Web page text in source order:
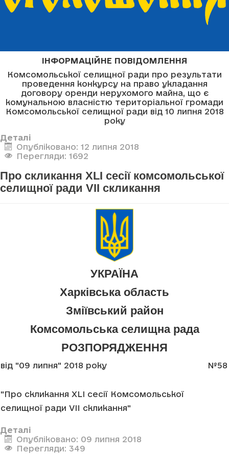
ІНФОРМАЦІЙНЕ ПОВІДОМЛЕННЯ
Комсомольської селищної ради про результати
проведення конкурсу на право укладання
договору оренди нерухомого майна, що є
комунальною власністю територіальної громади
Комсомольської селищної ради від 10 липня 2018
року
Деталі
Опубліковано: 12 липня 2018
Перегляди: 1692
Про скликання XLI сесії комсомольської
селищної ради VII скликання
УКРАЇНА
Харківська область
Зміївський район
Комсомольська селищна рада
РОЗПОРЯДЖЕННЯ
від "09 липня" 2018 року №58
"Про скликання XLI сесії Комсомольської
селищної ради VII скликання"
Деталі
Опубліковано: 09 липня 2018
Перегляди: 349